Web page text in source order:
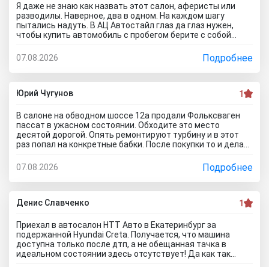
Я даже не знаю как назвать этот салон, аферисты или
разводилы. Наверное, два в одном. На каждом шагу
пытались надуть. В АЦ Автостайл глаз да глаз нужен,
чтобы купить автомобиль с пробегом берите с собой
еще юриста захватите. Менеджер вообще никак не давал
осмотреть авто. Ни капот открыть, ни в салон сесть, ни
днище глянуть. Попросил документы и то вместо них
ксерокопии принес. Мне даже смешно стало. Может по
картинкам тачку выбирать будем? Как я его не убеждал,
настаивать больше не стал, но очень интересно было, а
если бы я 5 тачек осмотреть захотел, на все 5 договора
бы писали? Бред полнейший..хорошо что в Челябинске
есть куча других автосалонов и этот с лживый автоцентр
можно спокойно объехать стороной.
07.08.2026 Подробнее
Юрий Чугунов 1
В салоне на обводном шоссе 12а продали Фольксваген
пассат в ужасном состоянии. Обходите это место
десятой дорогой. Опять ремонтируют турбину и в этот
раз попал на конкретные бабки. После покупки то и делаю,
что все с машиной идеально, а сейчас ничего не могу
сделать по гарантийному ремонту. Аферисты хреновы! Я
когда спрашивают где купить автомобиль в Тольятти
говорю - где угодно но не в автосалоне М-Авто!
07.08.2026 Подробнее
Денис Славченко 1
Приехал в автосалон НТТ Авто в Екатеринбург за
подержанной Hyundai Creta. Получается, что машина
доступна только после дтп, а не обещанная тачка в
идеальном состоянии здесь отсутствует! Да как так